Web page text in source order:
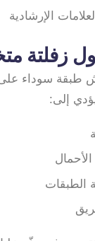
الإرشادية
طبقة سوداء
إلى:
الطبقات